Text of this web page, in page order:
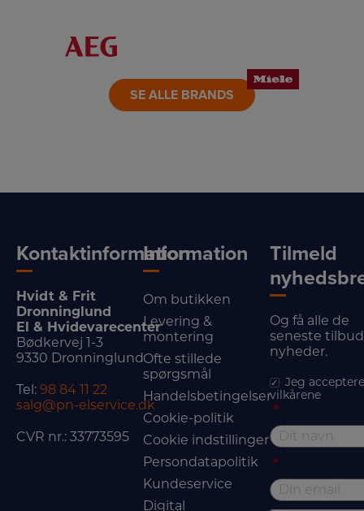
LINK
SE ALLE BRANDS
Kontaktinformation
Hvidt & Frit
Dronninglund
El & Hvidevarecenter
Bødkervej 1-3
9330 Dronninglund
Tel: 98 84 11 22
salg@pn-elservice.dk
CVR nr.: 33773595
Information
Om butikken
Levering &
montering
Ofte stillede
spørgsmål
Handelsbetingelser
Cookie-politik
Cookie indstillinger
Persondatapolitik
Kundeservice
Digital
Tilmeld
Og få alle de
seneste
nyheder.
Jeg
vilkårene
*
*